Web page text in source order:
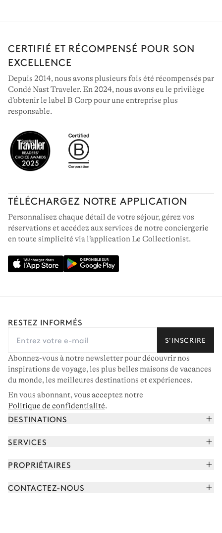
CERTIFIÉ ET RÉCOMPENSÉ POUR SON
EXCELLENCE
Depuis 2014, nous avons plusieurs fois été récompensés par
Condé Nast Traveler. En 2024, nous avons eu le privilège
d’obtenir le label B Corp pour une entreprise plus
responsable.
TÉLÉCHARGEZ NOTRE APPLICATION
Personnalisez chaque détail de votre séjour, gérez vos
réservations et accédez aux services de notre conciergerie
en toute simplicité via l’application Le Collectionist.
RESTEZ INFORMÉS
S'INSCRIRE
Abonnez-vous à notre newsletter pour découvrir nos
inspirations de voyage, les plus belles maisons de vacances
du monde, les meilleures destinations et expériences.
En vous abonnant, vous acceptez notre
Politique de confidentialité.
DESTINATIONS
Corse
Cap Ferret
SERVICES
Réserver vos vacances
Rencontrer votre concierge
PROPRIÉTAIRES
CONTACTEZ-NOUS